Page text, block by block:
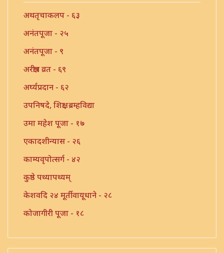
अथतृचाकलप - ६३
अनंतपूजा - २५
अनंतपूजा - ९
अरक्षीत्र व्रत - ६९
अर्घ्यप्रदान - ६२
उपनिषदे, शिक्षा, ब्रम्हविद्या
उमा महेश पूजा - १७
एकादशीन्यास - २६
काम्यवृपोत्सर्ग - ४२
कुष्ठे पथ्यापथ्यम्
केशवदि २४ मूर्तीवायूधाने - २८
कोजागीरी पूजा - १८
गणपति पार्थिव पूजा - ५६